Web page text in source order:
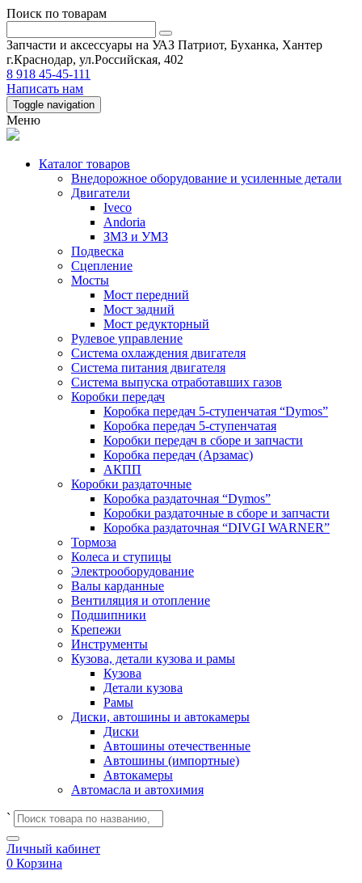
Поиск по товарам
Запчасти и аксессуары на УАЗ Патриот, Буханка, Хантер
г.Краснодар, ул.Российская, 402
8 918 45-45-111
Написать нам
Toggle navigation
Меню
Каталог товаров
Внедорожное оборудование и усиленные детали
Двигатели
Iveco
Andoria
ЗМЗ и УМЗ
Подвеска
Сцепление
Мосты
Мост передний
Мост задний
Мост редукторный
Рулевое управление
Система охлаждения двигателя
Система питания двигателя
Система выпуска отработавших газов
Коробки передач
Коробка передач 5-ступенчатая “Dymos”
Коробка передач 5-ступенчатая
Коробки передач в сборе и запчасти
Коробка передач (Арзамас)
АКПП
Коробки раздаточные
Коробка раздаточная “Dymos”
Коробки раздаточные в сборе и запчасти
Коробка раздаточная “DIVGI WARNER”
Тормоза
Колеса и ступицы
Электрооборудование
Валы карданные
Вентиляция и отопление
Подшипники
Крепежи
Инструменты
Кузова, детали кузова и рамы
Кузова
Детали кузова
Рамы
Диски, автошины и автокамеры
Диски
Автошины отечественные
Автошины (импортные)
Автокамеры
Автомасла и автохимия
`
Личный кабинет
0 Корзина